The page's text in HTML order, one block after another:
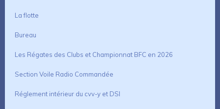
La flotte
Bureau
Les Régates des Clubs et Championnat BFC en 2026
Section Voile Radio Commandée
Réglement intérieur du cvv-y et DSI